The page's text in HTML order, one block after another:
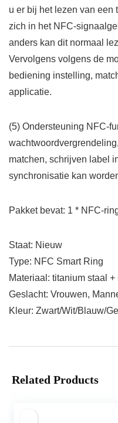
u er bij het lezen van een
zich in het NFC-
anders kan dit normaal
Vervolgens volgens de
bediening instelling,
applicatie.
(5) Ondersteuning NFC-
matchen, schrijven label
synchronisatie kan
Pakket bevat: 1 * NFC-
Staat: Nieuw
Type: NFC Smart Ring
Materiaal: titanium staal
Geslacht: Vrouwen,
Kleur: Zwart/Wit/Blauw/
Related Products